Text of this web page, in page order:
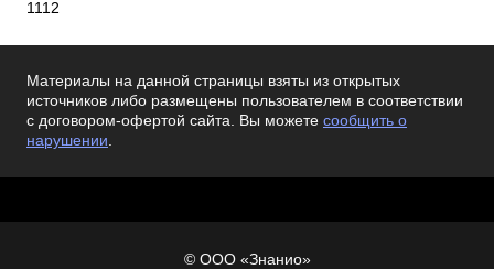
Материалы на данной страницы взяты из открытых
источников либо размещены пользователем в соответствии
с договором-офертой сайта. Вы можете сообщить о
нарушении.
© ООО «Знанио»